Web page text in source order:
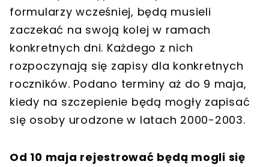
formularzy wcześniej, będą musieli
zaczekać na swoją kolej w ramach
konkretnych dni. Każdego z nich
rozpoczynają się zapisy dla konkretnych
roczników. Podano terminy aż do 9 maja,
kiedy na szczepienie będą mogły zapisać
się osoby urodzone w latach 2000-2003.
Od 10 maja rejestrować będą mogli się